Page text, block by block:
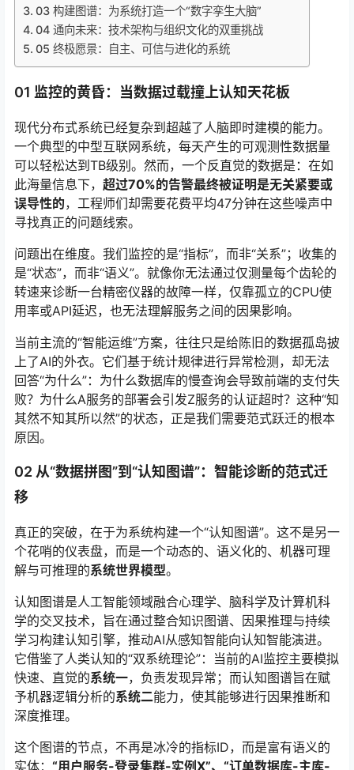
03 构建图谱：为系统打造一个“数字孪生大脑”
04 通向未来：技术架构与组织文化的双重挑战
05 终极愿景：自主、可信与进化的系统
01 监控的黄昏：当数据过载撞上认知天花板
现代分布式系统已经复杂到超越了人脑即时建模的能力。
一个典型的中型互联网系统，每天产生的可观测性数据量
可以轻松达到TB级别 。然而，一个反直觉的数据是：在如
此海量信息下， 超过70%的告警最终被证明是无关紧要或
误导性的，工程师们却需要花费平均47分钟在这些噪声中
寻找真正的问题线索。
问题出在维度。我们监控的是“指标”，而非“关系”；收集的
是“状态”，而非“语义”。就像你无法通过仅测量每个齿轮的
转速来诊断一台精密仪器的故障一样，仅靠孤立的CPU使
用率或API延迟，也无法理解服务之间的因果影响。
当前主流的“智能运维”方案，往往只是给陈旧的数据孤岛披
上了AI的外衣。它们基于统计规律进行异常检测，却无法
回答“为什么”：为什么数据库的慢查询会导致前端的支付失
败？为什么A服务的部署会引发Z服务的认证超时？这种“知
其然不知其所以然”的状态，正是我们需要范式跃迁的根本
原因。
02 从“数据拼图”到“认知图谱”：智能诊断的范式迁
移
真正的突破，在于为系统构建一个“认知图谱”。这不是另一
个花哨的仪表盘，而是一个动态的、语义化的、机器可理
解与可推理的系统世界模型。
认知图谱是人工智能领域融合心理学、脑科学及计算机科
学的交叉技术，旨在通过整合知识图谱、因果推理与持续
学习构建认知引擎，推动AI从感知智能向认知智能演进。
它借鉴了人类认知的“双系统理论”：当前的AI监控主要模拟
快速、直觉的系统一，负责发现异常；而认知图谱旨在赋
予机器逻辑分析的系统二能力，使其能够进行因果推断和
深度推理。
这个图谱的节点，不再是冰冷的指标ID，而是富有语义的
实体： “用户服务-登录集群-实例X”、“订单数据库-主库-